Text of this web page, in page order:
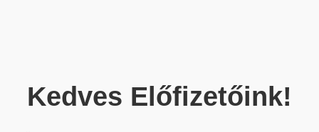
Kedves Előfizetőink!